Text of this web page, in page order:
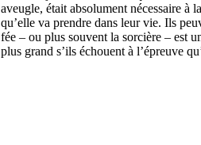
aveugle, était absolument nécessaire à
qu’elle va prendre dans leur vie. Ils
fée – ou plus souvent la sorcière – est
plus grand s’ils échouent à l’épreuve